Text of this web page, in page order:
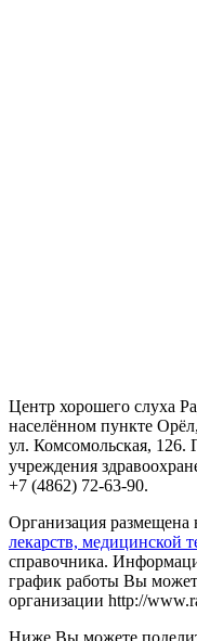
Центр хорошего слуха
населённом пункте
ул. Комсомольская, 126.
учреждения
+7 (4862) 72-63-90.
Организация размещена
лекарств, медицинской
справочника.
график работы Вы
организации http://